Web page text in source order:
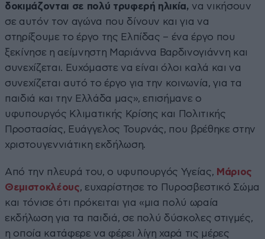
δοκιμάζονται σε πολύ τρυφερή ηλικία, να νικήσουν
σε αυτόν τον αγώνα που δίνουν και για να
στηρίξουμε το έργο της Ελπίδας – ένα έργο που
ξεκίνησε η αείμνηστη Μαριάννα Βαρδινογιάννη και
συνεχίζεται. Ευχόμαστε να είναι όλοι καλά και να
συνεχίζεται αυτό το έργο για την κοινωνία, για τα
παιδιά και την Ελλάδα μας», επισήμανε ο
υφυπουργός Κλιματικής Κρίσης και Πολιτικής
Προστασίας, Ευάγγελος Τουρνάς, που βρέθηκε στην
χριστουγεννιάτικη εκδήλωση.
Από την πλευρά του, ο υφυπουργός Υγείας, Μάριος
Θεμιστοκλέους, ευχαρίστησε το Πυροσβεστικό Σώμα
και τόνισε ότι πρόκειται για «μια πολύ ωραία
εκδήλωση για τα παιδιά, σε πολύ δύσκολες στιγμές,
η οποία κατάφερε να φέρει λίγη χαρά τις μέρες